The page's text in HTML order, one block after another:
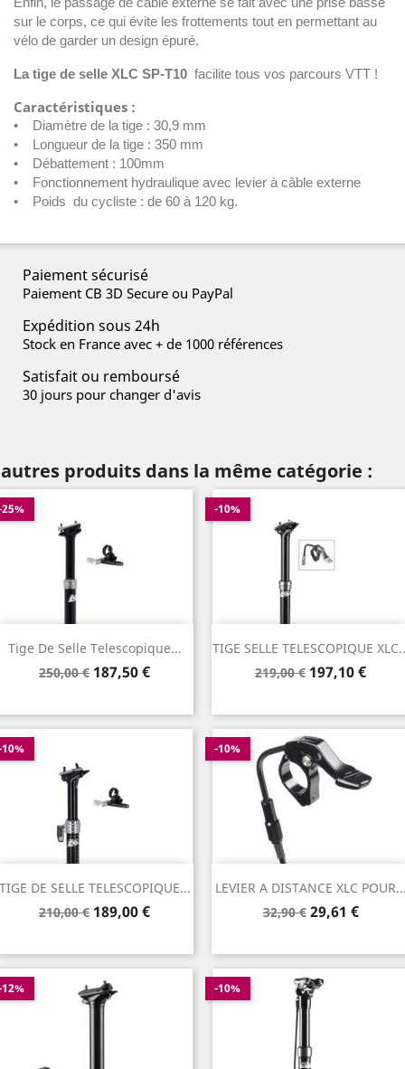
sur le corps, ce qui évite les frottements tout en permettant au
vélo de garder un design épuré.
La tige de selle XLC SP-T10 facilite tous vos parcours VTT !
Caractéristiques :
• Diamètre de la tige : 30,9 mm
• Longueur de la tige : 350 mm
• Débattement : 100mm
• Fonctionnement hydraulique avec levier à câble externe
• Poids du cycliste : de 60 à 120 kg.
Paiement sécurisé
Paiement CB 3D Secure ou PayPal
Expédition sous 24h
Stock en France avec + de 1000 références
Satisfait ou remboursé
30 jours pour changer d'avis
produits dans la même catégorie :
Tige De Selle Telescopique...
Prix
250,00 € Prix
187,50 €
TIGE SELLE TELESCOPIQUE
Prix
219,00 €
-10%
Prix
197,10 €
DE SELLE TELESCOPIQUE...
Prix
210,00 € Prix
189,00 €
LEVIER A DISTANCE XLC
Prix
32,90 €
-10%
Prix
29,61 €
-10%